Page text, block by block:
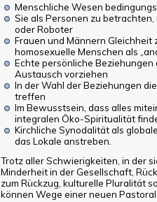
Menschliche Wesen
Sie als Personen zu betrachten,
oder Roboter
Frauen und Männern Gleichheit
homosexuelle Menschen als
Echte persönliche
Austausch vorziehen
In der Wahl der Beziehungen
treffen
Im Bewusstsein, dass alles
integralen Öko-Spiritualität
Kirchliche Synodalität als
das Lokale anstreben.
Trotz aller Schwierigkeiten, in der
Minderheit in der Gesellschaft,
zum Rückzug, kulturelle Pluralität
können Wege einer neuen